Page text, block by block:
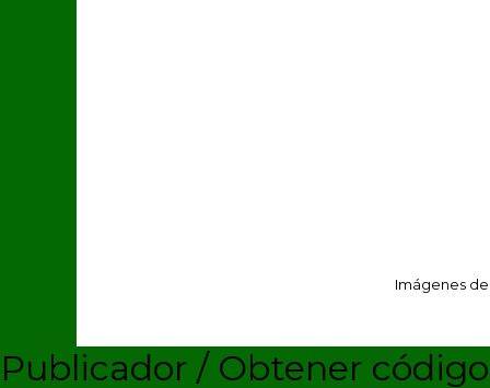
Imágenes
Publicador / Obtener